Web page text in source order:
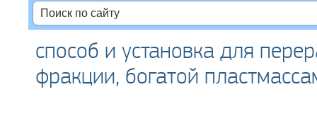
способ и установка для
фракции, богатой